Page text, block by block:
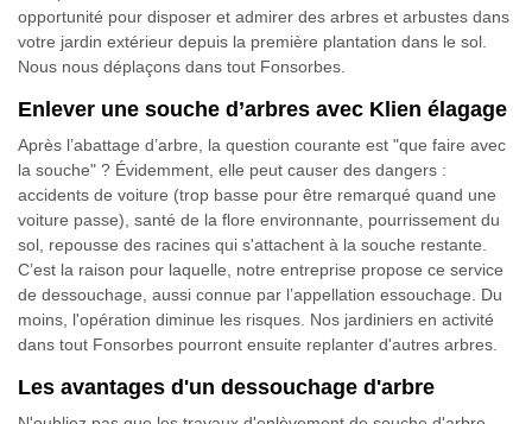
opportunité pour disposer et admirer des arbres et arbustes dans
votre jardin extérieur depuis la première plantation dans le sol.
Nous nous déplaçons dans tout Fonsorbes.
Enlever une souche d’arbres avec Klien élagage
Après l’abattage d’arbre, la question courante est "que faire avec
la souche" ? Évidemment, elle peut causer des dangers :
accidents de voiture (trop basse pour être remarqué quand une
voiture passe), santé de la flore environnante, pourrissement du
sol, repousse des racines qui s'attachent à la souche restante.
C’est la raison pour laquelle, notre entreprise propose ce service
de dessouchage, aussi connue par l’appellation essouchage. Du
moins, l'opération diminue les risques. Nos jardiniers en activité
dans tout Fonsorbes pourront ensuite replanter d'autres arbres.
Les avantages d'un dessouchage d'arbre